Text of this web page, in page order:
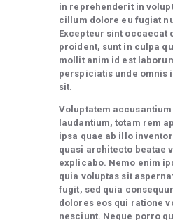
in reprehenderit in
cillum dolore eu fugiat
Excepteur sint occaecat
proident, sunt in culpa
mollit anim id est
perspiciatis unde omnis
sit.
Voluptatem
laudantium, totam rem
ipsa quae ab illo
quasi architecto beatae
explicabo. Nemo enim
quia voluptas sit
fugit, sed quia
dolores eos qui ratione
nesciunt. Neque porro